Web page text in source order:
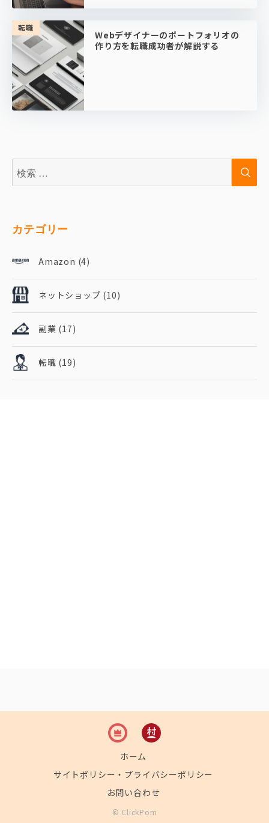
転職
Webデザイナーのポートフォリオの
作り方を転職成功者が解説する
検
索:
検
カテゴリー
Amazon (4)
ネットショップ (10)
副業 (17)
転職 (19)
ホーム
サイトポリシー・プライバシーポリシー
お問い合わせ
© ClickPom